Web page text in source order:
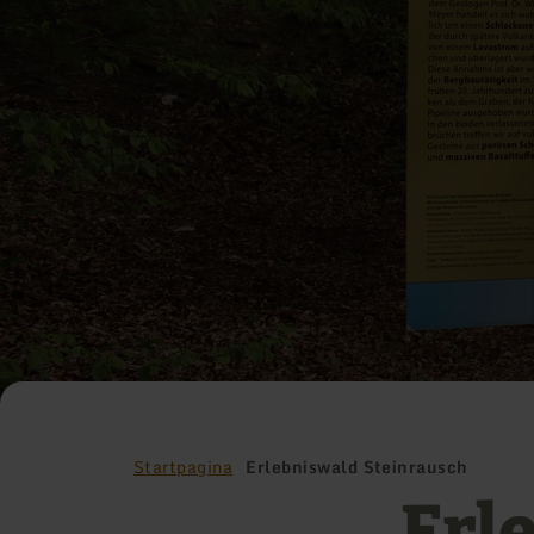
Startpagina Erlebniswald Steinrausch